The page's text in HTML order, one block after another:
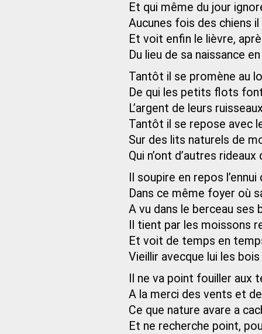
Et qui même du jour
Aucunes fois des chiens
Et voit enfin le lièvre,
Du lieu de sa naissance
Tantôt il se promène au
De qui les petits flots
L’argent de leurs
Tantôt il se repose avec
Sur des lits naturels de
Qui n’ont d’autres
Il soupire en repos
Dans ce même foyer où
A vu dans le berceau ses
Il tient par les moissons
Et voit de temps en
Vieillir avecque lui les bois
Il ne va point fouiller aux
A la merci des vents et
Ce que nature avare a
Et ne recherche point,